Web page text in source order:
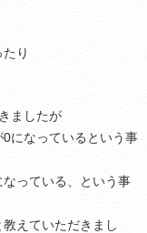
り
ましたが
になっているという事
っている、という事
えていただきまし